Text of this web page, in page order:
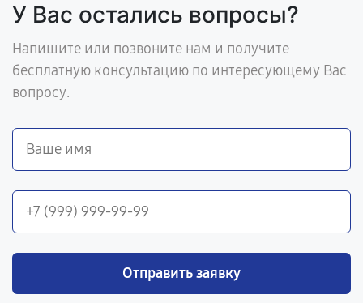
У Вас остались вопросы?
Напишите или позвоните нам и получите
бесплатную консультацию по интересующему Вас
вопросу.
Отправить заявку